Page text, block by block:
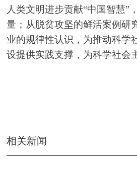
人类文明进步贡献“中国智慧”
量；从脱贫攻坚的鲜活案例研
业的规律性认识，为推动科学
设提供实践支撑，为科学社会
相关新闻